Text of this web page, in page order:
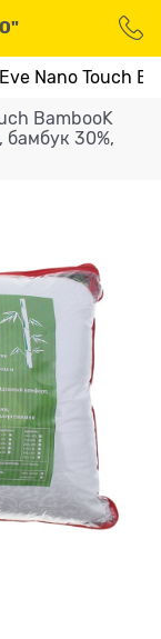
Nano Touch
BambooK
30%,